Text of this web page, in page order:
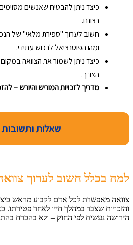
כיצד ניתן להבטיח שאנשים
רצוננו.
חשוב לערוך "ספירת מלאי" של
ומהו הפוטנציאל לרכוש עתידי.
כיצד ניתן לשמור את הצוואה
הצורך.
מדריך לזכויות המוריש והיורש –
שאלות ותשובות FAQ
למה בכלל חשוב לערוך
צוואה מאפשרת לכל אדם לקבוע מראש כיצד
והזכויות שצבר במהלך חייו לאחר פטירתו.
הירושה נעשית לפי החוק – ולא בהכרח